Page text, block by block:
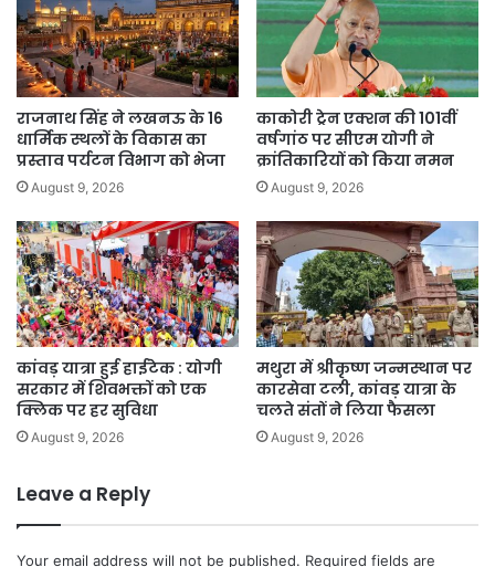
परिणाम
घोषित।
राजनाथ सिंह ने लखनऊ के 16
धार्मिक स्थलों के विकास का
प्रस्ताव पर्यटन विभाग को भेजा
August 9, 2026
काकोरी ट्रेन एक्शन की 101वीं
वर्षगांठ पर सीएम योगी ने
क्रांतिकारियों को किया नमन
August 9, 2026
कांवड़ यात्रा हुई हाईटेक : योगी
सरकार में शिवभक्तों को एक
क्लिक पर हर सुविधा
August 9, 2026
मथुरा में श्रीकृष्ण जन्मस्थान पर
कारसेवा टली, कांवड़ यात्रा के
चलते संतों ने लिया फैसला
August 9, 2026
Leave a Reply
Your email address will not be published. Required fields are